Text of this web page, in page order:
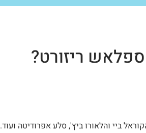
ביי והלאורו ביץ', סלע אפרודיטה ועוד.